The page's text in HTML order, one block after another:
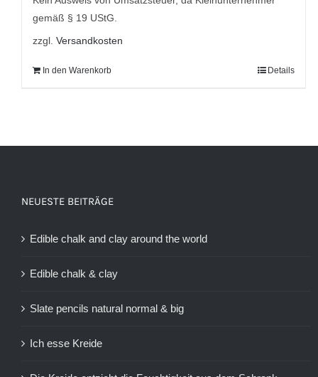
gemäß § 19 UStG.
zzgl. Versandkosten
In den Warenkorb Details
NEUESTE BEITRÄGE
Edible chalk and clay around the world
Edible chalk & clay
Slate pencils natural normal & big
Ich esse Kreide